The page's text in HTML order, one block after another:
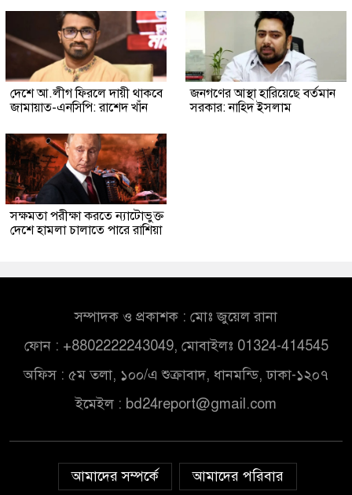
দেশে আ.লীগ ফিরলে দায়ী থাকবে
জামায়াত-এনসিপি: রাশেদ খাঁন
জনগণের আস্থা হারিয়েছে বর্তমান
সরকার: নাহিদ ইসলাম
সক্ষমতা পরীক্ষা করতে ন্যাটোভুক্ত
দেশে হামলা চালাতে পারে রাশিয়া
সম্পাদক ও প্রকাশক : মোঃ জুয়েল রানা
ফোন : +8802222243049, মোবাইলঃ 01324-414545
অফিস : ৫ম তলা, ১০০/এ শুক্রাবাদ, ধানমন্ডি, ঢাকা-১২০৭
ইমেইল : bd24report@gmail.com
আমাদের সম্পর্কে আমাদের পরিবার